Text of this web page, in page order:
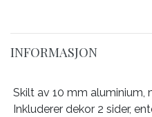
INFORMASJON
Skilt av 10 mm aluminium,
Inkluderer dekor 2 sider,